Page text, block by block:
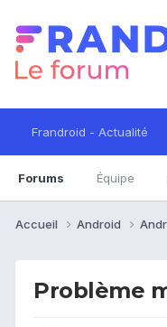
Frandroid - Actualité
Forums Équipe
Accueil Android
Problème